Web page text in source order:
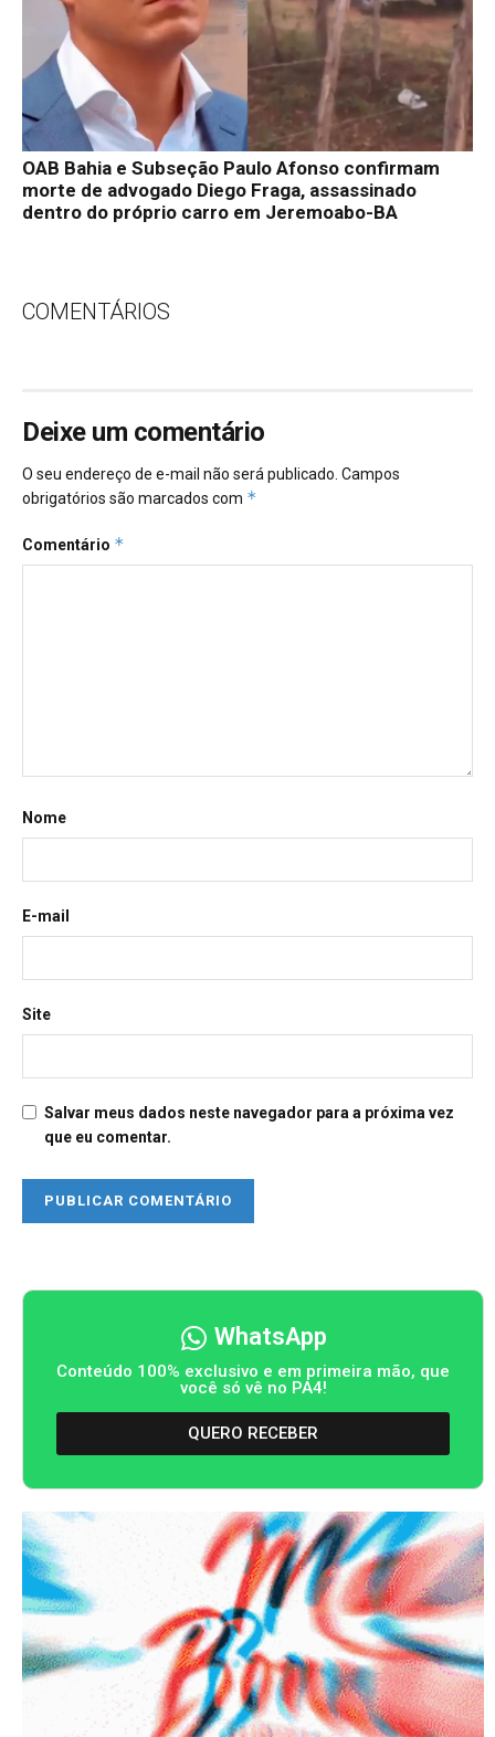
OAB Bahia e Subseção Paulo Afonso confirmam
morte de advogado Diego Fraga, assassinado
dentro do próprio carro em Jeremoabo-BA
COMENTÁRIOS
Deixe um comentário
O seu endereço de e-mail não será publicado. Campos
obrigatórios são marcados com *
Comentário *
Nome
E-mail
Site
Salvar meus dados neste navegador para a próxima vez
que eu comentar.
WhatsApp
Conteúdo 100% exclusivo e em primeira mão, que
você só vê no PA4!
QUERO RECEBER